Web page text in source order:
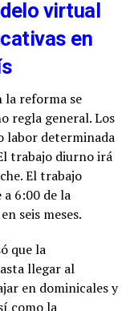
virtual
en
la reforma se
regla general. Los
labor determinada
trabajo diurno irá
El trabajo
6:00 de la
seis meses.
que la
llegar al
en dominicales y
como la